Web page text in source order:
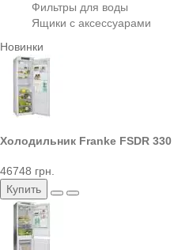
Фильтры для воды
Ящики с аксессуарами
Новинки
Холодильник Franke FSDR
46748 грн.
Купить